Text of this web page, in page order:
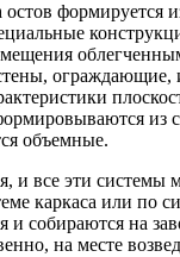
формируется
ограждающие,
из
объемные.
и все эти системы
каркаса или по
и собираются на
на месте